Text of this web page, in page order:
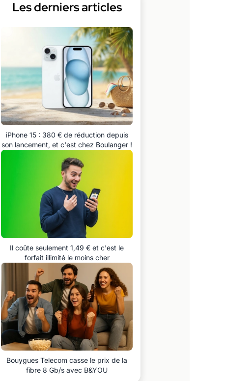
Les derniers articles
iPhone 15 : 380 € de réduction depuis
son lancement, et c'est chez Boulanger !
Il coûte seulement 1,49 € et c'est le
forfait illimité le moins cher
Bouygues Telecom casse le prix de la
fibre 8 Gb/s avec B&YOU